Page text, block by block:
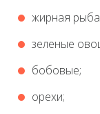
жирная
зеленые
бобовые;
орехи;